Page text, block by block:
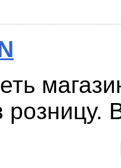
розницу.